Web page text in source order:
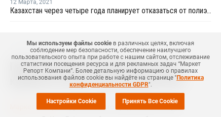
12 Марта, 2021
Казахстан через четыре года планирует отказаться от полиэтиленовых пакетов
11 Июля,2025
Представлена упаковка из лотка и
крыши из полиэтилентерефталата
Маркет Репорт-- Группа Lantero представила новую
Мы используем файлы cookieв различных целях, включая
соблюдение мер безопасности, обеспечение наилучшего
пользовательского опыта при работе с нашим сайтом, отслеживание
статистики посещения ресурса и для рекламных задач “Маркет
Репорт Компани”. Более детальную информацию о правилах
использования файлов cookie вы найдёте на странице "Политика
конфиденциальности GDPR".
Настройки Cookie Принять Все Cookie